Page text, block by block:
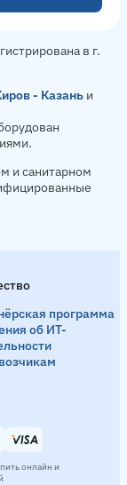
в г.
- Казань и
и санитарном
программа
об ИТ-
онлайн и